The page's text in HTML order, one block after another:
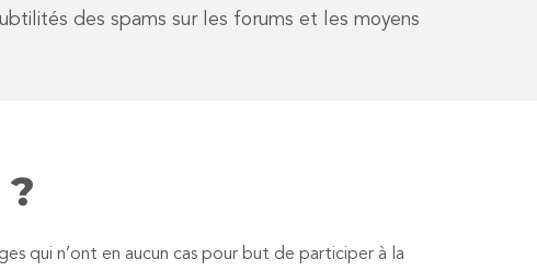
des spams sur les forums et les moyens
qui n’ont en aucun cas pour but de participer à la